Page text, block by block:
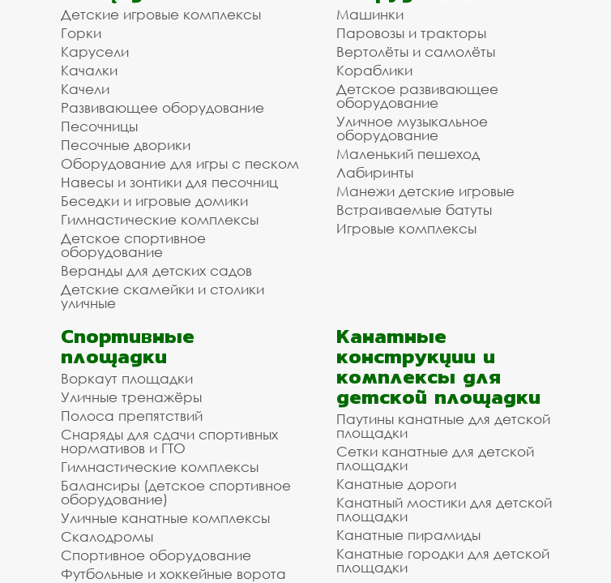
Детские игровые комплексы
Горки
Карусели
Качалки
Качели
Развивающее оборудование
Песочницы
Песочные дворики
Оборудование для игры с песком
Навесы и зонтики для песочниц
Беседки и игровые домики
Гимнастические комплексы
Детское спортивное
оборудование
Веранды для детских садов
Детские скамейки и столики
уличные
Машинки
Паровозы и тракторы
Вертолёты и самолёты
Кораблики
Детское развивающее
оборудование
Уличное музыкальное
оборудование
Маленький пешеход
Лабиринты
Манежи детские игровые
Встраиваемые батуты
Игровые комплексы
Спортивные
площадки
Воркаут площадки
Уличные тренажёры
Полоса препятствий
Снаряды для сдачи спортивных
нормативов и ГТО
Гимнастические комплексы
Балансиры (детское спортивное
оборудование)
Уличные канатные комплексы
Скалодромы
Спортивное оборудование
Футбольные и хоккейные ворота
Канатные
конструкции и
комплексы для
детской площадки
Паутины канатные для детской
площадки
Сетки канатные для детской
площадки
Канатные дороги
Канатный мостики для детской
площадки
Канатные пирамиды
Канатные городки для детской
площадки